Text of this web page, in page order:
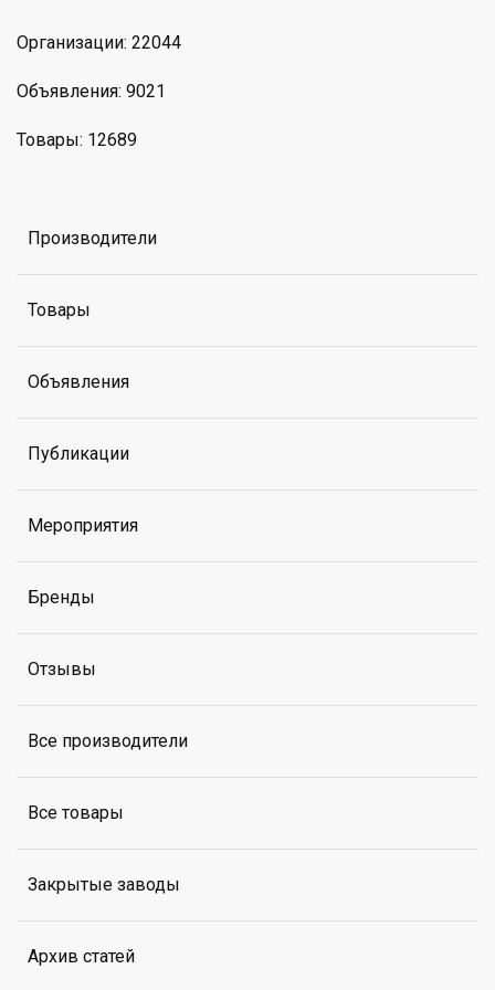
Организации: 22044
Объявления: 9021
Товары: 12689
Производители
Товары
Объявления
Публикации
Мероприятия
Бренды
Отзывы
Все производители
Все товары
Закрытые заводы
Архив статей